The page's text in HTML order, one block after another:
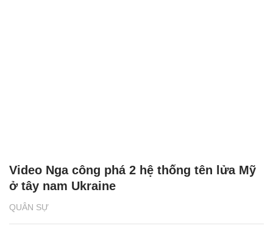
QUÂN SỰ
Video Nga công phá 2 hệ thống tên lửa Mỹ
ở tây nam Ukraine